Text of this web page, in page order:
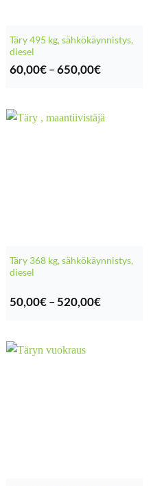
Täry 495 kg, sähkökäynnistys,
diesel
60,00€ –650,00€
Täry 368 kg, sähkökäynnistys,
diesel
50,00€ –520,00€